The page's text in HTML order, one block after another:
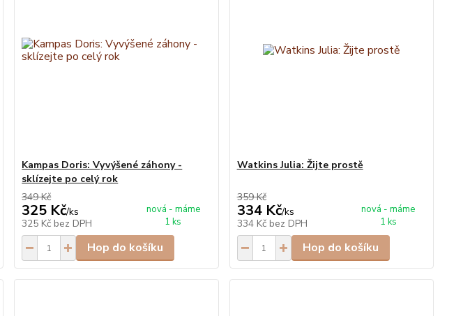
Kampas Doris: Vyvýšené záhony -
sklízejte po celý rok
349 Kč
325 Kč/ks
325 Kč bez DPH
nová - máme
1 ks
Hop do košíku
Watkins Julia: Žijte prostě
359 Kč
334 Kč/ks
334 Kč bez DPH
nová - máme
1 ks
Hop do košíku